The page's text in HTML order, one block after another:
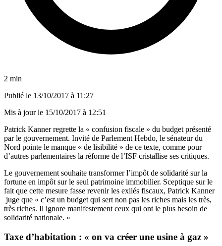
2 min
Publié le 13/10/2017 à 11:27
Mis à jour le 15/10/2017 à 12:51
Patrick Kanner regrette la « confusion fiscale » du budget présenté
par le gouvernement. Invité de Parlement Hebdo, le sénateur du
Nord pointe le manque « de lisibilité » de ce texte, comme pour
d’autres parlementaires la réforme de l’ISF cristallise ses critiques.
Le gouvernement souhaite transformer l’impôt de solidarité sur la
fortune en impôt sur le seul patrimoine immobilier. Sceptique sur le
fait que cette mesure fasse revenir les exilés fiscaux, Patrick Kanner
juge que « c’est un budget qui sert non pas les riches mais les très,
très riches. Il ignore manifestement ceux qui ont le plus besoin de
solidarité nationale. »
Taxe d’habitation : « on va créer une usine à gaz »